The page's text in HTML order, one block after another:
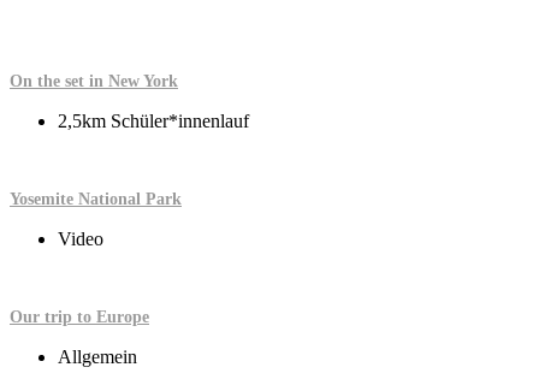
On the set in New York
2,5km Schüler*innenlauf
Yosemite National Park
Video
Our trip to Europe
Allgemein